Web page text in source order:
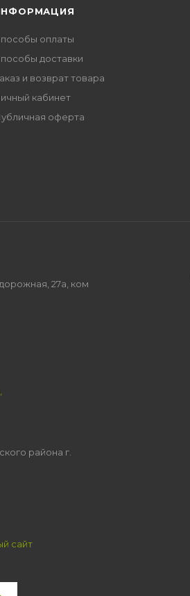
оплаты
доставки
и возврат товара
кабинет
оферта
27а, ком
района г.
сайт